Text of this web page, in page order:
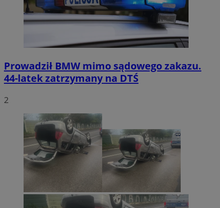
Prowadził BMW mimo sądowego zakazu.
44-latek zatrzymany na DTŚ
2